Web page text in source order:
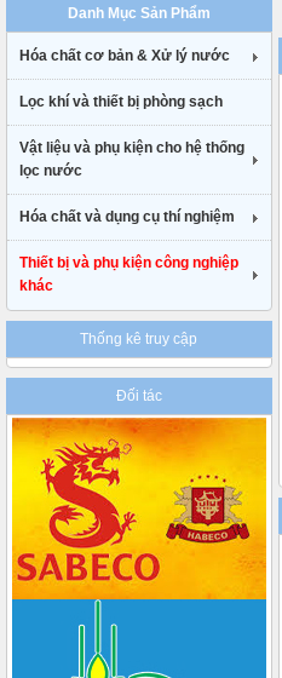
nike
air
max
90
gucci
belt
uk
Danh Mục Sản Phẩm
Hóa chất cơ bản & Xử lý nước
Lọc khí và thiết bị phòng sạch
Vật liệu và phụ kiện cho hệ thống
lọc nước
Hóa chất và dụng cụ thí nghiệm
Thiết bị và phụ kiện công nghiệp
khác
Thống kê truy cập
Đối tác